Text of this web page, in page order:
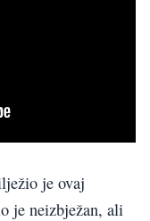
je ovaj
je neizbježan, ali